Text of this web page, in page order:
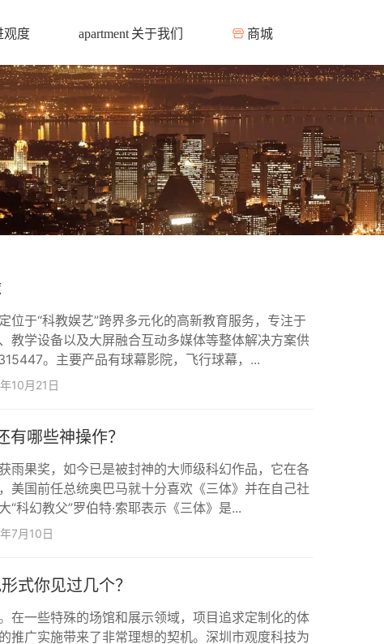
观度 apartment 关于我们 商城
位于“科教娱艺”跨界多元化的高新教育服务，专注于
教学设备以及大屏融合互动多媒体等整体解决方案供
。主要产品有球幕影院，飞行球幕，...
10月21日
哪些神操作？
雨果奖，如今已是被封神的大师级科幻作品，它在各
美国前任总统奥巴马就十分喜欢《三体》并在自己社
“科幻教父”罗伯特·索耶表示《三体》是...
7月10日
式你见过几个？
在一些特殊的场馆和展示领域，项目追求定制化的体
推广实施带来了非常理想的契机。深圳市观度科技为